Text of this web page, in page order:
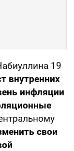
19
внутренних
инфляции
свои